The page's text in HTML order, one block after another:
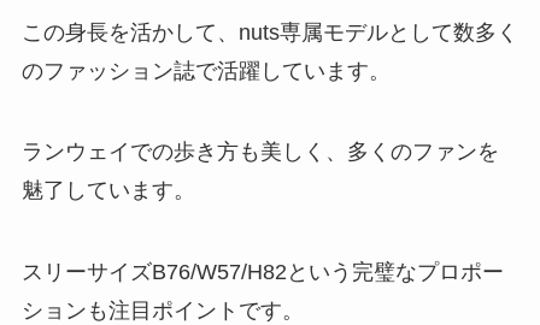
この身長を活かして、nuts専属モデルとして数多く
のファッション誌で活躍しています。
ランウェイでの歩き方も美しく、多くのファンを
魅了しています。
スリーサイズB76/W57/H82という完璧なプロポー
ションも注目ポイントです。